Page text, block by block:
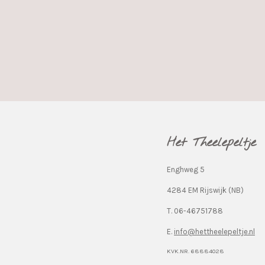
Het Theelepeltje
Enghweg 5
4284 EM Rijswijk (NB)
T. 06-46751788
E. info@hettheelepeltje.nl
KVK.NR. 68884028